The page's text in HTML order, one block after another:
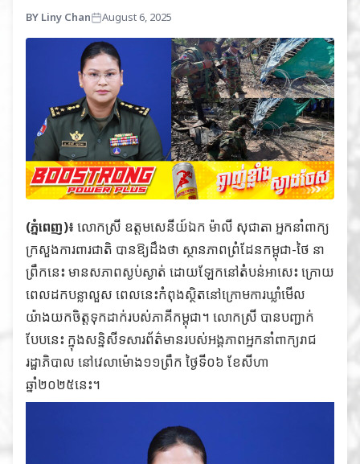
BY Liny Chan August 6, 2025
(ភ្នំពេញ)៖ លោកស្រី ឧត្តមសេនីយ៍ឯក ម៉ាលី សុជាតា អ្នកនាំពាក្យ
ក្រសួងការពារជាតិ បា​នឱ្យដឹងថា ស្ថានភាពព្រំដែនកម្ពុជា-ថៃ នា
ព្រឹកនេះ មានសភាពស្ងប់ស្ងាត់ ដោយឡែកនៅតំបន់អាសេះ ក្រោយ
ពេលដកបន្លាលួស ពេលនេះកំពុងស្ថិតនៅក្រោមការឃ្លាំមើល
យ៉ាងយកចិត្តទុកដាក់របស់ភាគីកម្ពុជា។ លោកស្រី បានបញ្ជាក់
បែបនេះ ក្នុងសន្និសីទសារព័ត៌មានរបស់អង្គភាពអ្នកនាំពាក្យរាជ
រដ្ឋាភិបាល នៅវេលាម៉ោង១១ព្រឹក ថ្ងៃទី០៦ ខែសីហា
ឆ្នាំ២០២៥នេះ។